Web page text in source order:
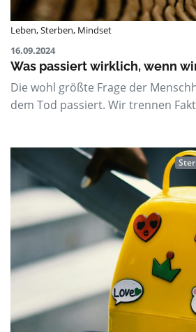
Leben,Sterben, Mindset
16.09.2024
Was passiert wirklich, wenn
Die wohl größte Frage der
dem Tod passiert. Wir trennen